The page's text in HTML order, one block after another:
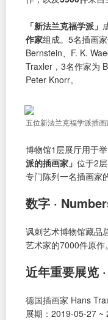
「新法兰克福学派」
作家组成。5名插画
Bernstein、F. K.
Traxler，3名作家为
Peter Knorr。
五位新法兰克福学派插画
博物馆1层展厅用于
派的插画家」 位于2
专门陈列一名插画家
数字 ·
讽刺艺术博物馆藏品
艺术家的7000件原作。
近年重要展览
德国插画家 Hans
展期：2019-05-27 ~